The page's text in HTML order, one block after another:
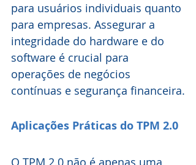
para usuários individuais quanto
para empresas. Assegurar a
integridade do hardware e do
software é crucial para
operações de negócios
contínuas e segurança financeira.
Aplicações Práticas do TPM 2.0